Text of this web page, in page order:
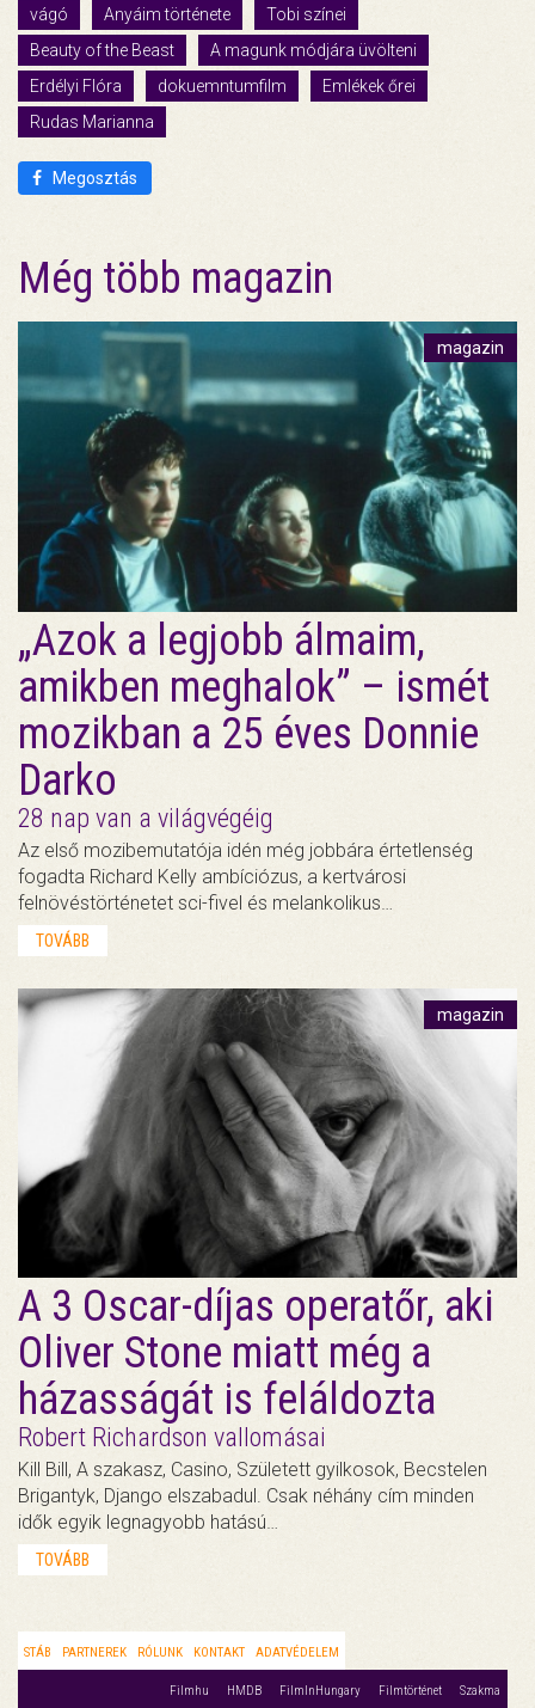
vágó Anyáim története
Tobi színei
Beauty of the Beast
A magunk módjára üvölteni
Erdélyi Flóra
dokuemntumfilm
Emlékek őrei
Rudas Marianna
Megosztás
Még több magazin
magazin
„Azok a legjobb álmaim,
amikben meghalok” – ismét
mozikban a 25 éves Donnie
Darko
28 nap van a világvégéig
Az első mozibemutatója idén még jobbára értetlenség
fogadta Richard Kelly ambíciózus, a kertvárosi
felnövéstörténetet sci-fivel és melankolikus…
TOVÁBB
magazin
A 3 Oscar-díjas operatőr, aki
Oliver Stone miatt még a
házasságát is feláldozta
Robert Richardson vallomásai
Kill Bill, A szakasz, Casino, Született gyilkosok, Becstelen
Brigantyk, Django elszabadul. Csak néhány cím minden
idők egyik legnagyobb hatású…
TOVÁBB
STÁB PARTNEREK RÓLUNK KONTAKT ADATVÉDELEM
Filmhu HMDB FilmInHungary Filmtörténet Szakma